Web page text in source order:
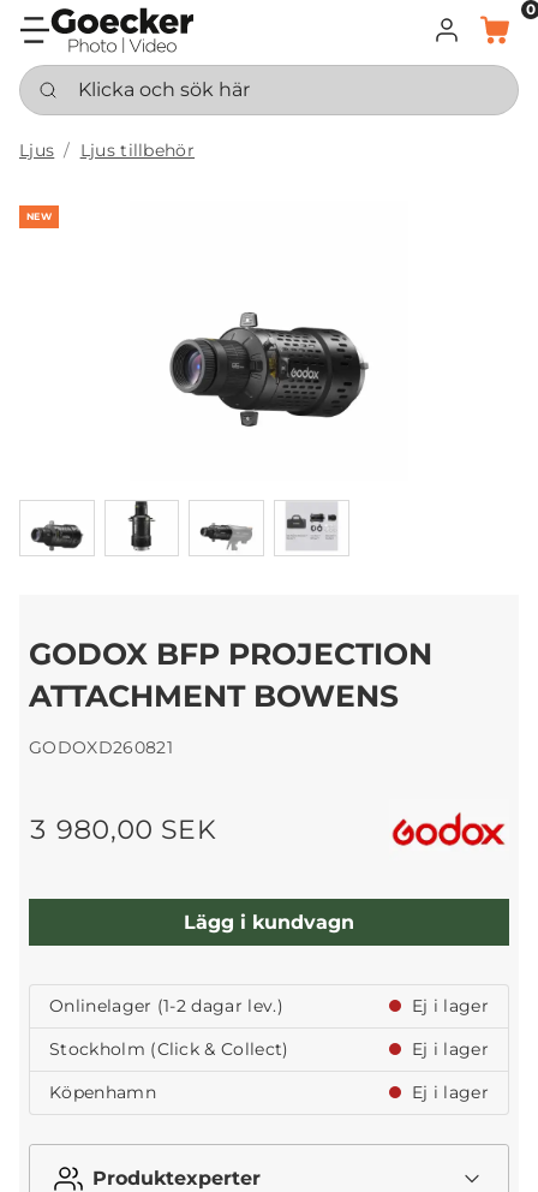
LOGGA IN
KORG
0
Klicka och sök här
Ljus Ljus tillbehör
NEW
GODOX BFP PROJECTION
ATTACHMENT BOWENS
GODOXD260821
3 980,00 SEK
Lägg i kundvagn
Onlinelager (1-2 dagar lev.)
Ej i lager
Stockholm (Click & Collect)
Ej i lager
Köpenhamn
Ej i lager
Produktexperter